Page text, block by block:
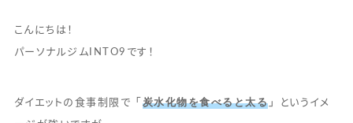
こんにちは！
パーソナルジムINTO9です！
ダイエットの食事制限で 「炭水化物を食べると太る 」 というイメ